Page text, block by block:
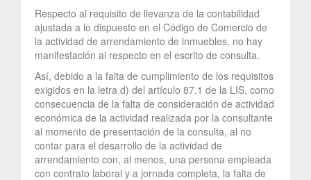
Respecto al requisito de llevanza de la contabilidad
ajustada a lo dispuesto en el Código de Comercio de
la actividad de arrendamiento de inmuebles, no hay
manifestación al respecto en el escrito de consulta.
Así, debido a la falta de cumplimiento de los requisitos
exigidos en la letra d) del artículo 87.1 de la LIS, como
consecuencia de la falta de consideración de actividad
económica de la actividad realizada por la consultante
al momento de presentación de la consulta, al no
contar para el desarrollo de la actividad de
arrendamiento con, al menos, una persona empleada
con contrato laboral y a jornada completa, la falta de